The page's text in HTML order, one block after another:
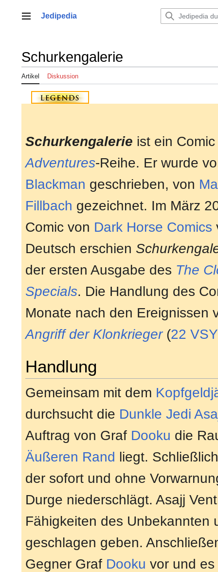
springenHauptmenü
Jedipedia
Schurkengalerie
Artikel Diskussion
Schurkengalerie ist ein
Adventures-Reihe. Er wurde
Blackman geschrieben, von
Fillbach gezeichnet. Im März
Comic von Dark Horse Comics
Deutsch erschien
der ersten Ausgabe des The
Specials. Die Handlung des
Monate nach den Ereignissen
Angriff der Klonkrieger(22 VSY
Handlung
Gemeinsam mit dem
durchsucht die Dunkle Jedi
Auftrag von Graf Dooku die
Äußeren Rand liegt.
der sofort und ohne
Durge niederschlägt. Asajj
Fähigkeiten des Unbekannten
geschlagen geben.
Gegner Graf Dooku vor und